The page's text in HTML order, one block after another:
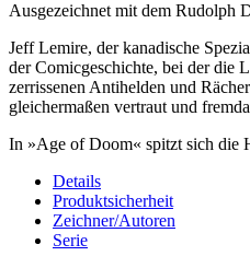
Ausgezeichnet mit dem Rudolph
Jeff Lemire, der kanadische
der Comicgeschichte, bei der die
zerrissenen Antihelden und
gleichermaßen vertraut und
In »Age of Doom« spitzt sich die
Details
Produktsicherheit
Zeichner/Autoren
Serie